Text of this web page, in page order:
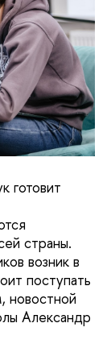
готовит
страны.
возник в
поступать
новостной
Александр